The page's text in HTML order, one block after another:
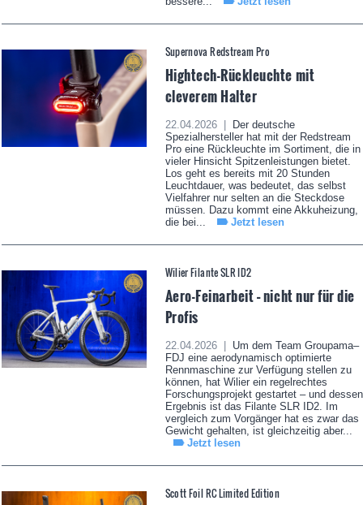
Supernova Redstream Pro
Hightech-Rückleuchte mit
cleverem Halter
22.04.2026 |
Der deutsche
Spezialhersteller hat mit der Redstream
Pro eine Rückleuchte im Sortiment, die in
vieler Hinsicht Spitzenleistungen bietet.
Los geht es bereits mit 20 Stunden
Leuchtdauer, was bedeutet, das selbst
Vielfahrer nur selten an die Steckdose
müssen. Dazu kommt eine Akkuheizung,
die bei...
Jetzt lesen
Wilier Filante SLR ID2
Aero-Feinarbeit – nicht nur für die
Profis
22.04.2026 |
Um dem Team Groupama–
FDJ eine aerodynamisch optimierte
Rennmaschine zur Verfügung stellen zu
können, hat Wilier ein regelrechtes
Forschungsprojekt gestartet – und dessen
Ergebnis ist das Filante SLR ID2. Im
vergleich zum Vorgänger hat es zwar das
Gewicht gehalten, ist gleichzeitig aber...
Jetzt lesen
Scott Foil RC Limited Edition